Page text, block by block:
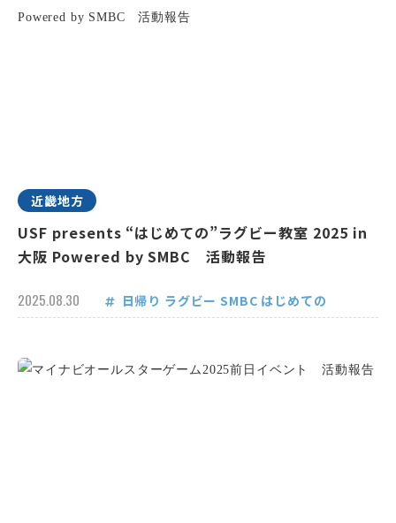
近畿地方
USF presents “はじめての”ラグビー教室 2025 in
大阪 Powered by SMBC 活動報告
2025.08.30 日帰り ラグビー SMBC はじめての